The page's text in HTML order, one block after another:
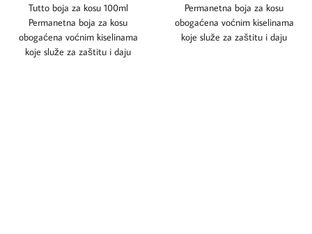
Tutto boja za kosu 100ml
Permanetna boja za kosu
obogaćena voćnim kiselinama
koje služe za zaštitu i daju
Permanetna boja za kosu
obogaćena voćnim kiselinama
koje služe za zaštitu i daju